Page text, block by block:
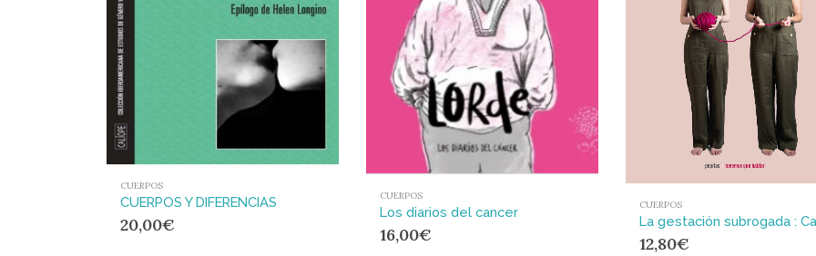
CUERPOS
CUERPOS Y DIFERENCIAS
20,00€
CUERPOS
Los diarios del cancer
16,00€
CUERPOS
12,80€